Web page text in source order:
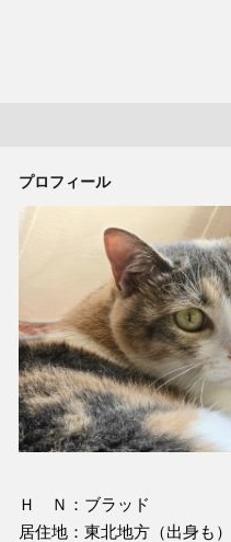
プロフィール
Ｈ Ｎ：ブラッド
居住地：東北地方（出身も）